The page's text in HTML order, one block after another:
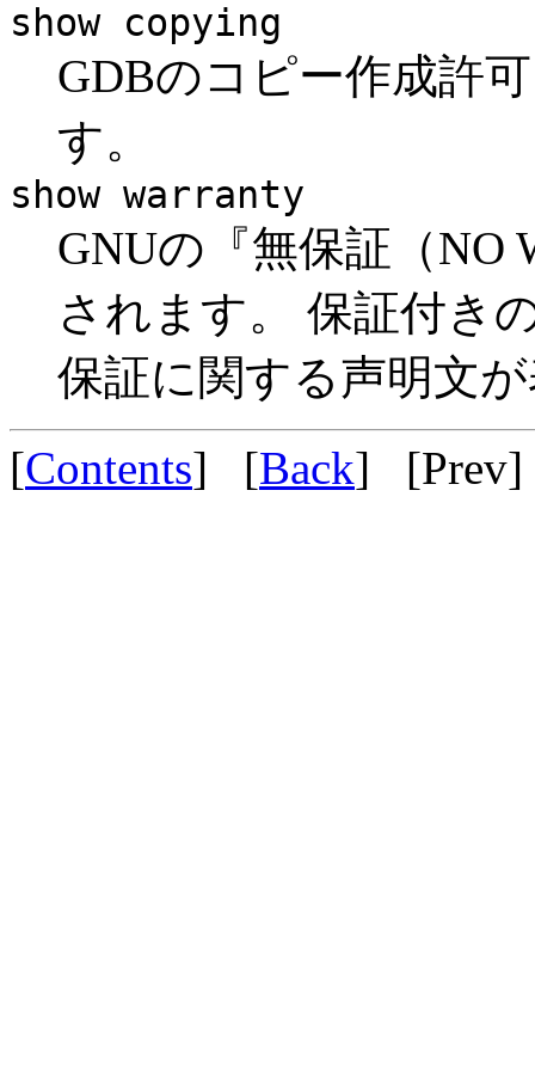
show copying
GDBのコピー作成許
す。
show warranty
GNUの『無保証（NO
されます。 保証付き
保証に関する声明文
[Contents] [Back] [Prev